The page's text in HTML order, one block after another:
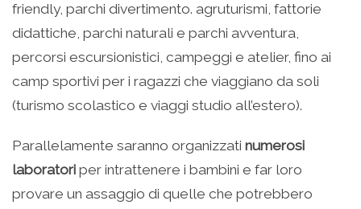
friendly, parchi divertimento. agruturismi, fattorie
didattiche, parchi naturali e parchi avventura,
percorsi escursionistici, campeggi e atelier, fino ai
camp sportivi per i ragazzi che viaggiano da soli
(turismo scolastico e viaggi studio all’estero).
Parallelamente saranno organizzati numerosi
laboratori per intrattenere i bambini e far loro
provare un assaggio di quelle che potrebbero